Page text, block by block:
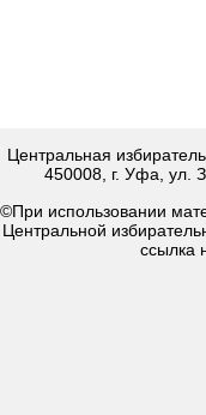
Центральная
450008, г. Уфа, ул.
©При использовании
Центральной
ссылка